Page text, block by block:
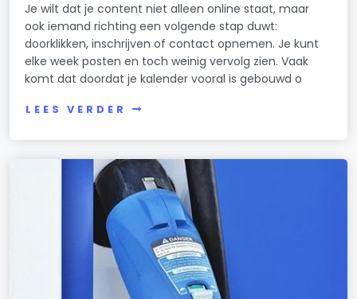
Je wilt dat je content niet alleen online staat, maar
ook iemand richting een volgende stap duwt:
doorklikken, inschrijven of contact opnemen. Je kunt
elke week posten en toch weinig vervolg zien. Vaak
komt dat doordat je kalender vooral is gebouwd o
LEES VERDER